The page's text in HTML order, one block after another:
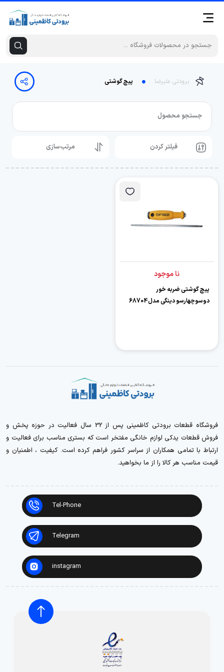
برودتی علیرضا پیچ گوشتی
جستجو محصول
فیلتر کردن مرتب‌سازی
نا موجود
پیچ گوشتی ضربه خور
دوسوچهارسو دینگی مدل68704
فروشگاه قطعات برودتی کاظمینی پس از 32 سال فعالیت در حوزه پخش و
فروش قطعات یدکی لوازم خانگی مفتخر است که بستری مناسب برای فعالیت و
ارتباط با تمامی همکاران از سراسر کشور فراهم کرده است. کیفیت ، اطمنیان و
قیمت مناسب هر کالا را از ما بخواهید.
Tel-Phone
Telegram
instagram